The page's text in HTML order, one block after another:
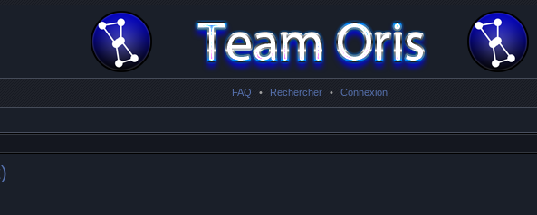
FAQ • Rechercher • Connexion